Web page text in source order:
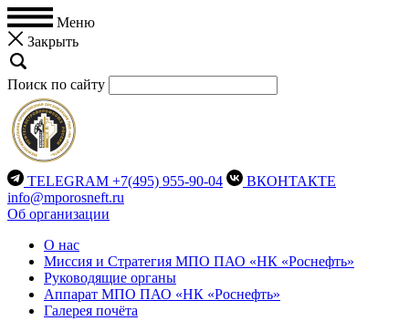
Меню
Закрыть
Поиск по сайту
TELEGRAM +7(495) 955-90-04
ВКОНТАКТЕ
info@mporosneft.ru
Об организации
О нас
Миссия и Стратегия МПО ПАО «НК «Роснефть»
Руководящие органы
Аппарат МПО ПАО «НК «Роснефть»
Галерея почёта